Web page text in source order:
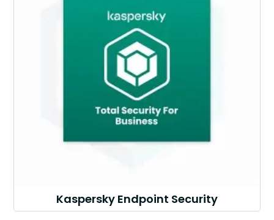
Kaspersky Endpoint Security